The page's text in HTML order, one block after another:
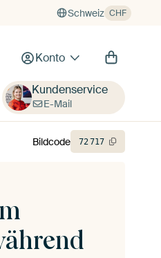
Schweiz CHF
Konto
Kundenservice
E-Mail
Bildcode 72717